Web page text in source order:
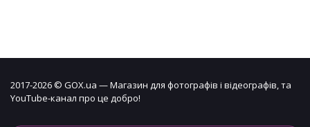
2017-2026 © GOX.ua — Магазин для фотографів і відеографів, та
YouTube-канал про це добро!